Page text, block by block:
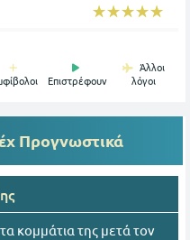
☆☆☆☆☆
★★★★★
Επιστρέφουν
Άλλοι
λόγοι
Προγνωστικά
κομμάτια της μετά τον